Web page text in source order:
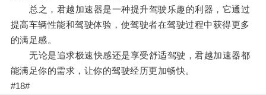
总之，君越加速器是一种提升驾驶乐趣的利器，它通过
提高车辆性能和驾驶体验，使驾驶者在驾驶过程中获得更多
的满足感。
无论是追求极速快感还是享受舒适驾驶，君越加速器都
能满足你的需求，让你的驾驶经历更加畅快。
#18#